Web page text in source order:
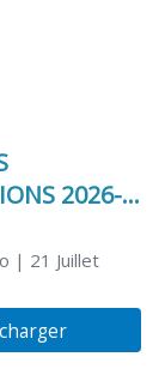
2026-
| 21 Juillet